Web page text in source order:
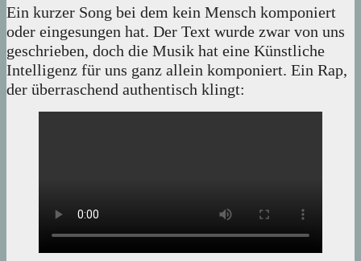
Ein kurzer Song bei dem kein Mensch komponiert
oder eingesungen hat. Der Text wurde zwar von uns
geschrieben, doch die Musik hat eine Künstliche
Intelligenz für uns ganz allein komponiert. Ein Rap,
der überraschend authentisch klingt: